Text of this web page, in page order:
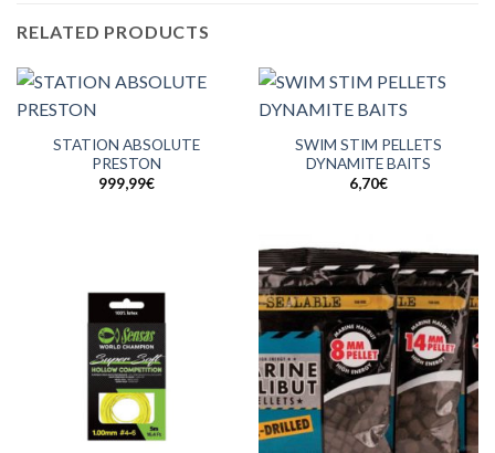
RELATED PRODUCTS
STATION ABSOLUTE
PRESTON
999,99€
SWIM STIM PELLETS
DYNAMITE BAITS
6,70€